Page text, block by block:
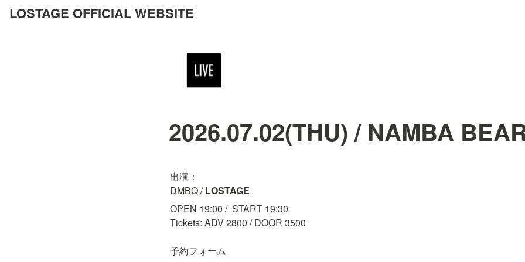
LOSTAGE OFFICIAL WEBSITE
2026.07.02(THU) / NAMBA
出演：
DMBQ / LOSTAGE
OPEN 19:00 /  START 19:30
Tickets: ADV 2800 / DOOR 3500
予約フォーム